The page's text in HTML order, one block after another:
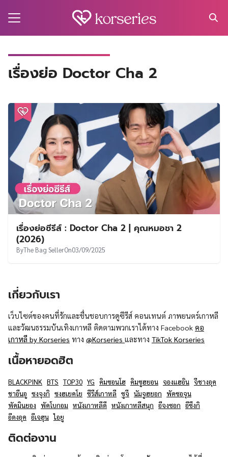
เรื่องย่อ Doctor Cha 2
เรื่องย่อซีรีส์ : Doctor Cha 2 | คุณหมอชา 2
(2026)
ByThe Bag SellerOn03/09/2025
เกี่ยวกับเรา
เว็บไซต์ของคนที่รักและชื่นชอบการดูซีรีส์ คอนเทนต์ ภาพยนตร์เกาหลี
และวัฒนธรรมบันเทิงเกาหลี ติดตามพวกเราได้ทาง Facebook คอ
เกาหลี by Korseries ทาง @Korseries และทาง TikTok Korseries
เนื้อหายอดฮิต
BLACKPINK BTS TOP30 YG คิมซอนโฮ คิมซูฮยอน จองแฮอิน จีชางอุค
ชาอึนอู ซงจุงกิ ซงฮเยคโย ซีรีส์เกาหลี ซูจี นัมจูฮยอก พัคซอจุน
พัคมินยอง พัคโบกอม หนังเกาหลีดี หนังเกาหลีสนุก อีจงซอก อีซึงกิ
อีดงอุค อีเจฮุน ไอยู
ติดต่องาน